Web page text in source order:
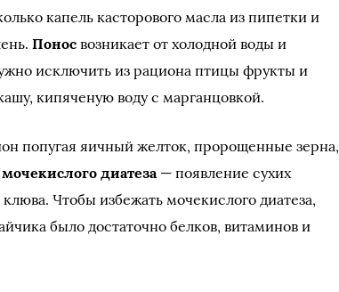
капель касторового масла из пипетки и
Понос возникает от холодной воды и
исключить из рациона птицы фрукты и
кипяченую воду с марганцовкой.
попугая яичный желток, пророщенные зерна,
мочекислого диатеза— появление сухих
Чтобы избежать мочекислого диатеза,
было достаточно белков, витаминов и